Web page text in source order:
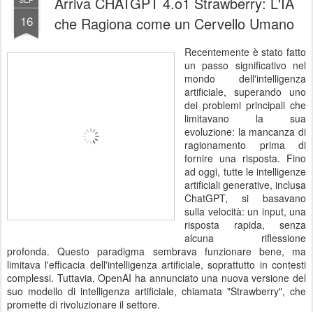
16
che Ragiona come un Cervello Umano
Recentemente è stato fatto
un passo significativo nel
mondo dell'intelligenza
artificiale, superando uno
dei problemi principali che
limitavano la sua
evoluzione: la mancanza di
ragionamento prima di
fornire una risposta. Fino
ad oggi, tutte le intelligenze
artificiali generative, inclusa
ChatGPT, si basavano
sulla velocità: un input, una
risposta rapida, senza
alcuna riflessione
profonda. Questo paradigma sembrava funzionare bene, ma
limitava l'efficacia dell'intelligenza artificiale, soprattutto in contesti
complessi. Tuttavia, OpenAI ha annunciato una nuova versione del
suo modello di intelligenza artificiale, chiamata "Strawberry", che
promette di rivoluzionare il settore.